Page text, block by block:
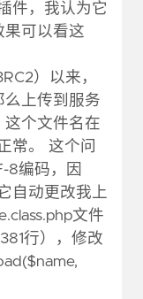
件，我认为它
果可以看这
）以来，
么上传到服务
这个文件名在
常。 这个问
8编码，因
自动更改我上
文件
行），修改